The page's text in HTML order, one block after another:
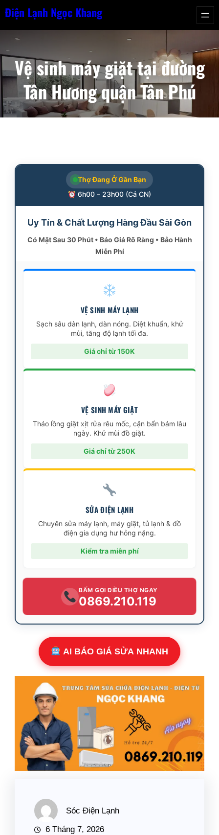
Chuyển
nội
dung
Điện Lạnh Ngọc Khang
Vệ sinh máy giặt tại đường
Tân Hương quận Tân Phú
Thợ Đang Ở Gần Bạn
6h00 – 23h00 (Cả CN)
Uy Tín & Chất Lượng Hàng Đầu Sài Gòn
Có Mặt Sau 30 Phút • Báo Giá Rõ Ràng • Bảo Hành
Miễn Phí
VỆ SINH MÁY LẠNH
Sạch sâu dàn lạnh, dàn nóng. Diệt khuẩn, khử
mùi, tăng độ lạnh tối đa.
Giá chỉ từ 150K
VỆ SINH MÁY GIẶT
Tháo lồng giặt xịt rửa rêu mốc, cặn bẩn bám lâu
ngày. Khử mùi đồ giặt.
Giá chỉ từ 250K
SỬA ĐIỆN LẠNH
Chuyên sửa máy lạnh, máy giặt, tủ lạnh & đồ
điện gia dụng hư hỏng nặng.
Kiểm tra miễn phí
BẤM GỌI ĐIỀU THỢ NGAY
0869.210.119
AI BÁO GIÁ SỬA NHANH
Sóc Điện Lạnh
6 Tháng 7, 2026